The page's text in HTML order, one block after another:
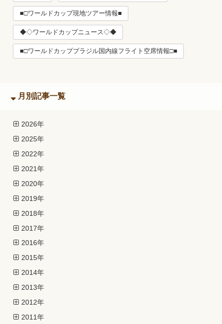
■□ワールドカップ現地ツアー情報■
◆◇ワールドカップニュース◇◆
■□ワールドカップブラジル国内線フライト空席情報□■
月別記事一覧
2026年
2025年
2022年
2021年
2020年
2019年
2018年
2017年
2016年
2015年
2014年
2013年
2012年
2011年